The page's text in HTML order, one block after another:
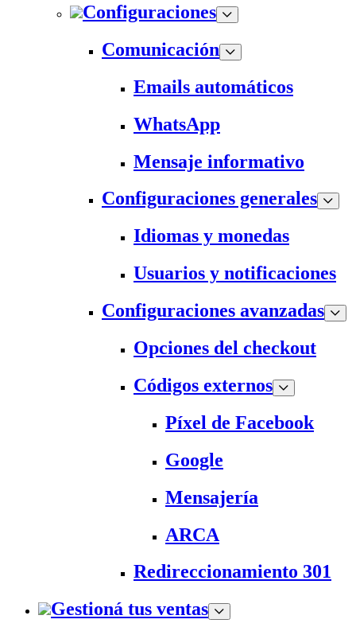
Configuraciones
Comunicación
Emails automáticos
WhatsApp
Mensaje informativo
Configuraciones generales
Idiomas y monedas
Usuarios y notificaciones
Configuraciones avanzadas
Opciones del checkout
Códigos externos
Píxel de Facebook
Google
Mensajería
ARCA
Redireccionamiento 301
Gestioná tus ventas